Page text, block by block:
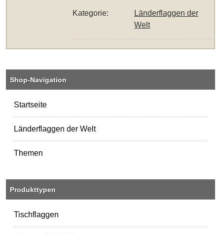
Kategorie:
Länderflaggen der
Welt
Shop-Navigation
Startseite
Länderflaggen der Welt
Themen
Produkttypen
Tischflaggen